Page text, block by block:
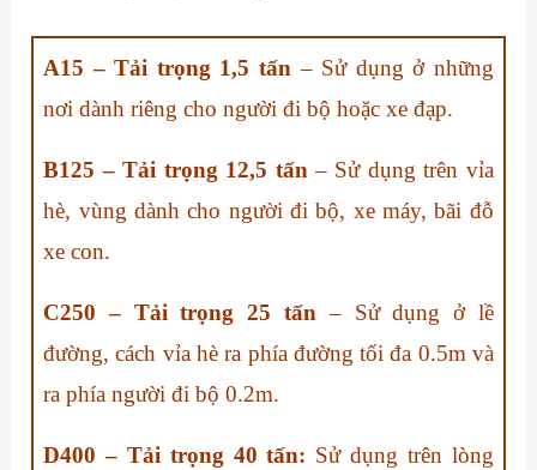
A15 – Tải trọng 1,5 tấn – Sử dụng ở những
nơi dành riêng cho người đi bộ hoặc xe đạp.
B125 – Tải trọng 12,5 tấn– Sử dụng trên vỉa
hè, vùng dành cho người đi bộ, xe máy, bãi đỗ
xe con.
C250 – Tải trọng 25 tấn – Sử dụng ở lề
đường, cách vỉa hè ra phía đường tối đa 0.5m và
ra phía người đi bộ 0.2m.
D400 – Tải trọng 40 tấn: Sử dụng trên lòng